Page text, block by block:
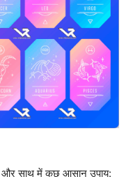
साथ में कुछ आसान उपाय: